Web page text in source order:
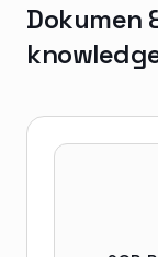
Dokumen